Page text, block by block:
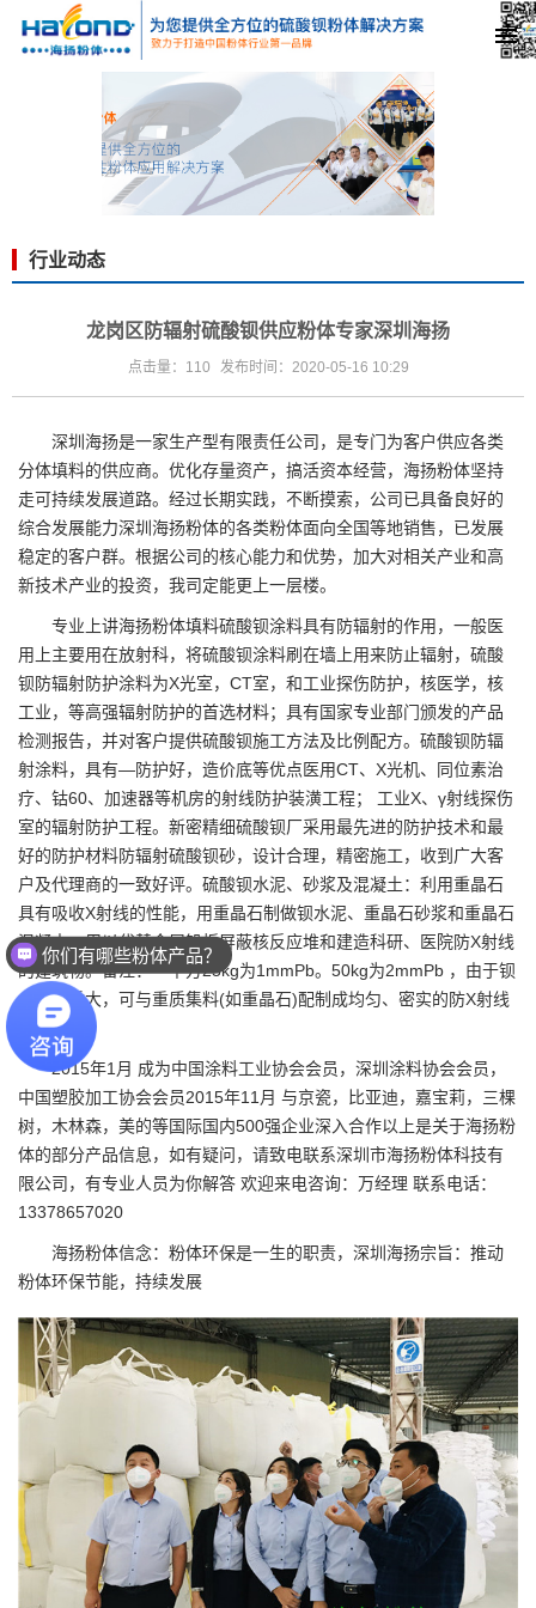
行业动态
龙岗区防辐射硫酸钡供应粉体专家深圳海扬
点击量：110 发布时间：2020-05-16 10:29
深圳海扬是一家生产型有限责任公司，是专门为客户供应各类
分体填料的供应商。优化存量资产，搞活资本经营，海扬粉体坚持
走可持续发展道路。经过长期实践，不断摸索，公司已具备良好的
综合发展能力深圳海扬粉体的各类粉体面向全国等地销售，已发展
稳定的客户群。根据公司的核心能力和优势，加大对相关产业和高
新技术产业的投资，我司定能更上一层楼。
专业上讲海扬粉体填料硫酸钡涂料具有防辐射的作用，一般医
用上主要用在放射科，将硫酸钡涂料刷在墙上用来防止辐射，硫酸
钡防辐射防护涂料为X光室，CT室，和工业探伤防护，核医学，核
工业，等高强辐射防护的首选材料；具有国家专业部门颁发的产品
检测报告，并对客户提供硫酸钡施工方法及比例配方。硫酸钡防辐
射涂料，具有—防护好，造价底等优点医用CT、X光机、同位素治
疗、钴60、加速器等机房的射线防护装潢工程； 工业X、γ射线探伤
室的辐射防护工程。新密精细硫酸钡厂采用最先进的防护技术和最
好的防护材料防辐射硫酸钡砂，设计合理，精密施工，收到广大客
户及代理商的一致好评。硫酸钡水泥、砂浆及混凝土：利用重晶石
具有吸收X射线的性能，用重晶石制做钡水泥、重晶石砂浆和重晶石
混凝土，用以代替金属铅板屏蔽核反应堆和建造科研、医院防X射线
的建筑物。备注：一平方25kg为1mmPb。50kg为2mmPb ，由于钡
水泥比重大，可与重质集料(如重晶石)配制成均匀、密实的防X射线
混凝土。
2015年1月 成为中国涂料工业协会会员，深圳涂料协会会员，
中国塑胶加工协会会员2015年11月 与京瓷，比亚迪，嘉宝莉，三棵
树，木林森，美的等国际国内500强企业深入合作以上是关于海扬粉
体的部分产品信息，如有疑问，请致电联系深圳市海扬粉体科技有
限公司 ，有专业人员为你解答 欢迎来电咨询：万经理 联系电话：
13378657020
海扬粉体信念：粉体环保是一生的职责，深圳海扬宗旨：推动
粉体环保节能，持续发展
你们有哪些粉体产品？